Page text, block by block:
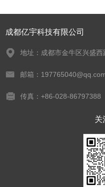
成都亿宇科技有限公司
地址：成都市金牛区兴盛
邮箱：
传真：+86-028-86797388
关